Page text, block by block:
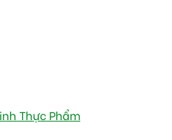
Thực Phẩm